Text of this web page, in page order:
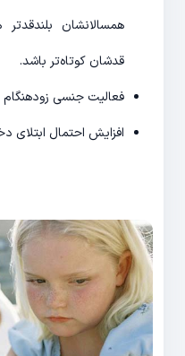
همسالانشان
قدشان کوتاه‌تر باشد.
فعالیت جنسی زودهنگام
افزایش احتمال ابتلای